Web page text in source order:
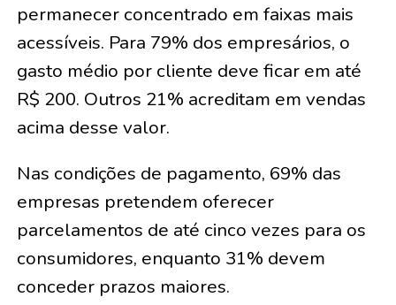
permanecer concentrado em faixas mais
acessíveis. Para 79% dos empresários, o
gasto médio por cliente deve ficar em até
R$ 200. Outros 21% acreditam em vendas
acima desse valor.
Nas condições de pagamento, 69% das
empresas pretendem oferecer
parcelamentos de até cinco vezes para os
consumidores, enquanto 31% devem
conceder prazos maiores.